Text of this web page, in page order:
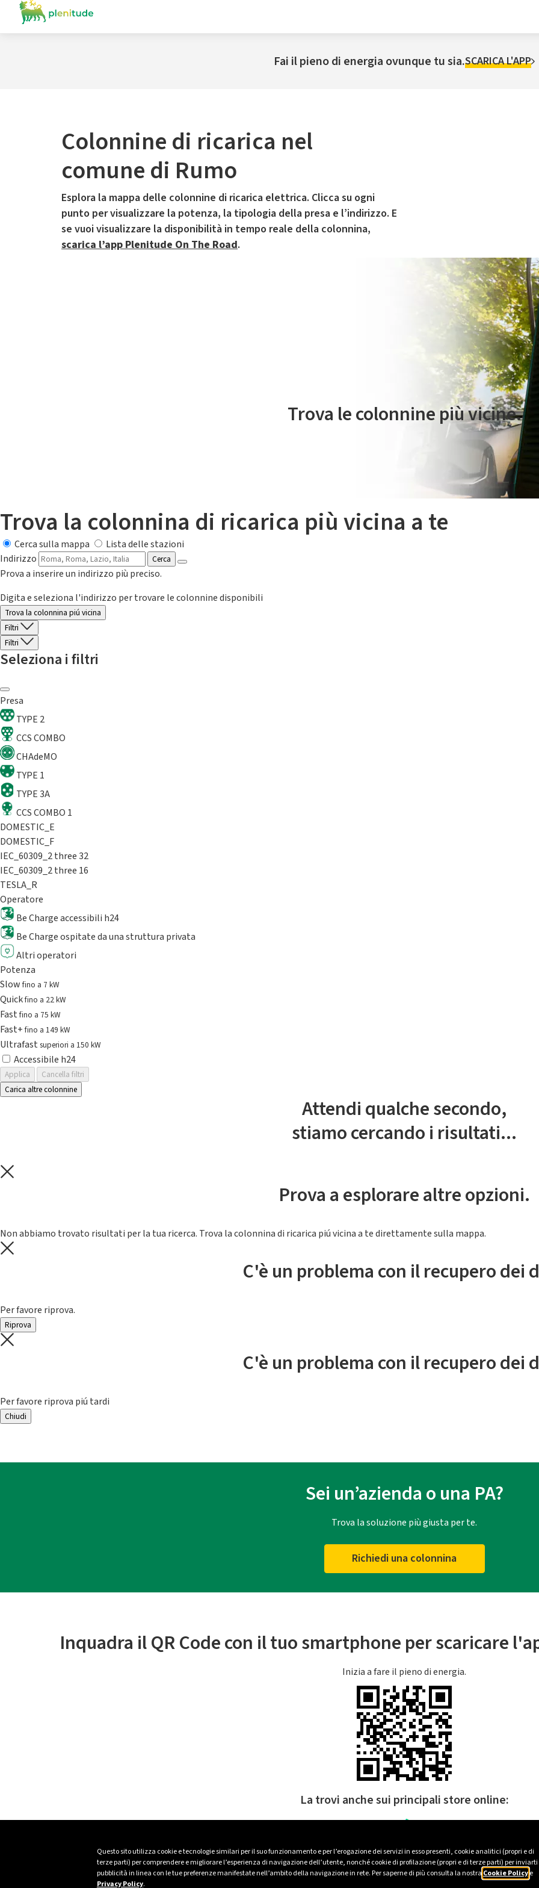
Questo sito utilizza cookie e tecnologie similari per il suo funzionamento e per l’erogazione dei servizi in esso presenti, cookie analitici (propri e di
terze parti) per comprendere e migliorare l’esperienza di navigazione dell’utente, nonché cookie di profilazione (propri e di terze parti) per inviarti
pubblicità in linea con le tue preferenze manifestate nell’ambito della navigazione in rete. Per saperne di più consulta la nostra Cookie Policye
Privacy Policy.
Fai il pieno di energia ovunque tu sia.SCARICA L'APP
Colonnine di ricarica nel
comune di Rumo
Esplora la mappa delle colonnine di ricarica elettrica. Clicca su ogni
punto per visualizzare la potenza, la tipologia della presa e l’indirizzo. E
se vuoi visualizzare la disponibilità in tempo reale della colonnina,
scarica l’app Plenitude On The Road.
Il servizio di mobilità elettrica è gestito da Plenitude On The Road
Trova le colonnine più vicine.
Trova la colonnina di ricarica più vicina a te
Cerca sulla mappa
Lista delle stazioni
Indirizzo
Cerca
Prova a inserire un indirizzo più preciso.
Digita e seleziona l'indirizzo per trovare le colonnine disponibili
Trova la colonnina piú vicina
Filtri
Filtri
Seleziona i filtri
Presa
TYPE 2
CCS COMBO
CHAdeMO
TYPE 1
TYPE 3A
CCS COMBO 1
DOMESTIC_E
DOMESTIC_F
IEC_60309_2 three 32
IEC_60309_2 three 16
TESLA_R
Operatore
Be Charge accessibili h24
Be Charge ospitate da una struttura privata
Altri operatori
Potenza
Slowfino a 7 kW
Quickfino a 22 kW
Fastfino a 75 kW
Fast+fino a 149 kW
Ultrafast superiori a 150 kW
Accessibile h24
Applica
Cancella filtri
Carica altre colonnine
Attendi qualche secondo,
stiamo cercando i risultati...
Prova a esplorare altre opzioni.
Non abbiamo trovato risultati per la tua ricerca. Trova la colonnina di ricarica piú vicina a te direttamente sulla mappa.
C'è un problema con il recupero dei
Per favore riprova.
Riprova
C'è un problema con il recupero dei
Per favore riprova piú tardi
Chiudi
Sei un’azienda o una PA?
Trova la soluzione più giusta per te.
Richiedi una colonnina
Inquadra il QR Code con il tuo smartphone per scaricare
Inizia a fare il pieno di energia.
La trovi anche sui principali store online: